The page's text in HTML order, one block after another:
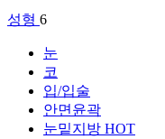
성형 6
눈
코
입/입술
안면윤곽
눈밑지방 HOT